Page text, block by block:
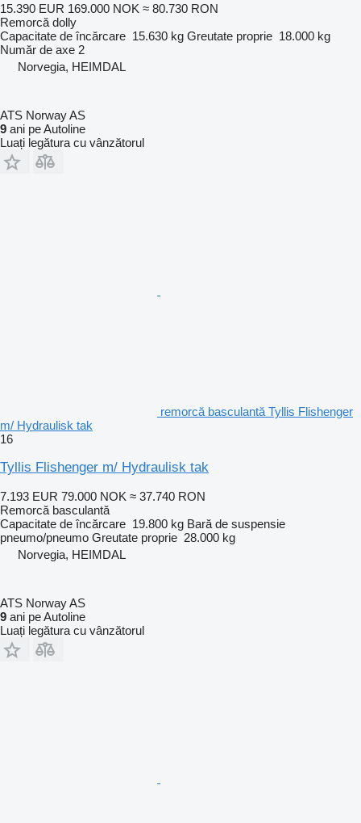
15.390 EUR 169.000 NOK ≈ 80.730 RON
Remorcă dolly
Capacitate de încărcare 15.630 kg Greutate proprie 18.000 kg
Număr de axe 2
Norvegia, HEIMDAL
ATS Norway AS
9 ani pe Autoline
Luați legătura cu vânzătorul
remorcă basculantă Tyllis Flishenger
m/ Hydraulisk tak
16
Tyllis Flishenger m/ Hydraulisk tak
7.193 EUR 79.000 NOK ≈ 37.740 RON
Remorcă basculantă
Capacitate de încărcare 19.800 kg Bară de suspensie
pneumo/pneumo Greutate proprie 28.000 kg
Norvegia, HEIMDAL
ATS Norway AS
9 ani pe Autoline
Luați legătura cu vânzătorul